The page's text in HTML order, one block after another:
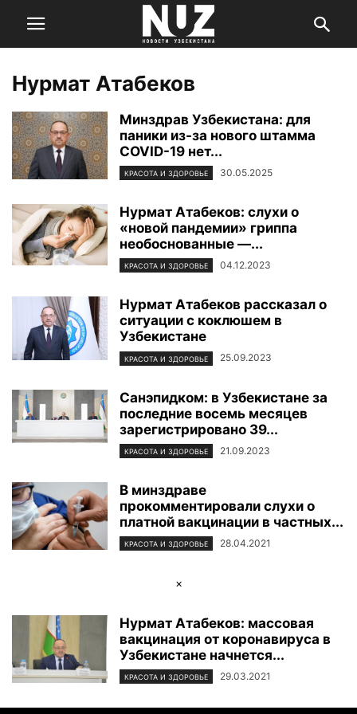
Нурмат Атабеков
Минздрав Узбекистана: для
паники из-за нового штамма
COVID-19 нет...
КРАСОТА И ЗДОРОВЬЕ 30.05.2025
Нурмат Атабеков: слухи о
«новой пандемии» гриппа
необоснованные —...
КРАСОТА И ЗДОРОВЬЕ 04.12.2023
Нурмат Атабеков рассказал о
ситуации с коклюшем в
Узбекистане
КРАСОТА И ЗДОРОВЬЕ 25.09.2023
Санэпидком: в Узбекистане за
последние восемь месяцев
зарегистрировано 39...
КРАСОТА И ЗДОРОВЬЕ 21.09.2023
В минздраве
прокомментировали слухи о
платной вакцинации в частных...
КРАСОТА И ЗДОРОВЬЕ 28.04.2021
×
Нурмат Атабеков: массовая
вакцинация от коронавируса в
Узбекистане начнется...
КРАСОТА И ЗДОРОВЬЕ 29.03.2021